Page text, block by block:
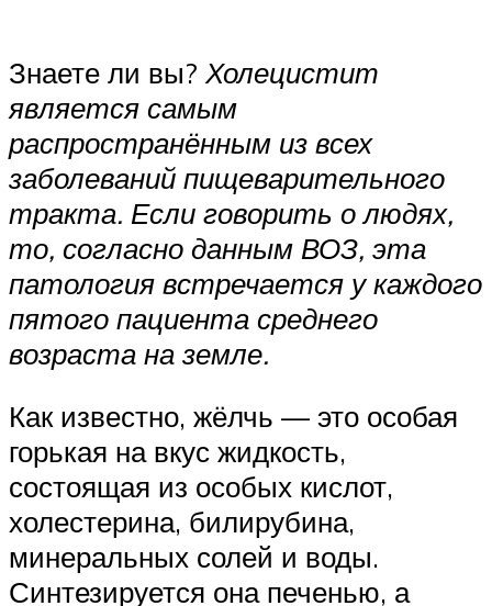
Знаете ли вы? Холецистит
является самым
распространённым из всех
заболеваний пищеварительного
тракта. Если говорить о людях,
то, согласно данным ВОЗ, эта
патология встречается у каждого
пятого пациента среднего
возраста на земле.
Как известно, жёлчь — это особая
горькая на вкус жидкость,
состоящая из особых кислот,
холестерина, билирубина,
минеральных солей и воды.
Синтезируется она печенью, а